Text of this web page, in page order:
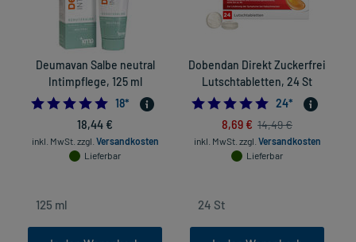
Deumavan Salbe neutral
Intimpflege, 125 ml
4.833333333333333
18*
18,44 €
inkl. MwSt. zzgl. Versandkosten
Lieferbar
Dobendan Direkt Zuckerfrei
Lutschtabletten, 24 St
4.875
24*
8,69 € 14,49 €
inkl. MwSt. zzgl. Versandkosten
Lieferbar